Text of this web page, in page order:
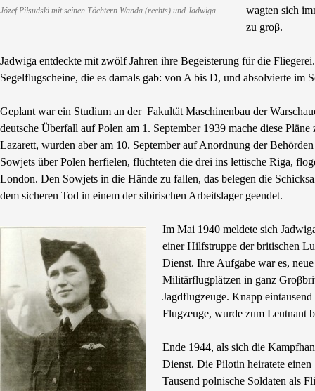
Józef Piłsudski mit seinen Töchtern Wanda (rechts) und Jadwiga
wagten sich
zu groβ.
Jadwiga entdeckte mit zwölf Jahren ihre Begeisterung für die
Segelflugscheine, die es damals gab: von A bis D, und absolvierte im
Geplant war ein Studium an der Fakultät Maschinenbau der
deutsche Überfall auf Polen am 1. September 1939 mache diese
Lazarett, wurden aber am 10. September auf Anordnung der
Sowjets über Polen herfielen, flüchteten die drei ins lettische Riga,
London. Den Sowjets in die Hände zu fallen, das belegen die
dem sicheren Tod in einem der sibirischen Arbeitslager geendet.
Im Mai 1940 meldete sich
einer Hilfstruppe der britischen
Dienst. Ihre Aufgabe war es,
Militärflugplätzen in ganz
Jagdflugzeuge. Knapp
Flugzeuge, wurde zum Leutnant
Ende 1944, als sich die
Dienst. Die Pilotin heiratete
Tausend polnische Soldaten als